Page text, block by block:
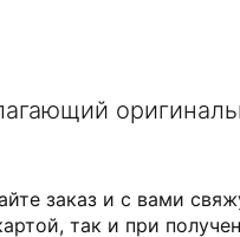
заказ и с вами
так и при